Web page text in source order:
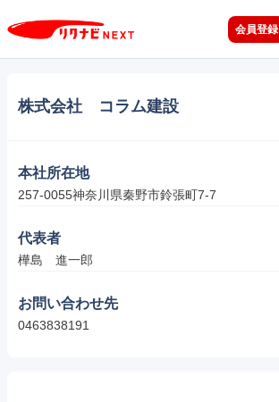
会員登録
株式会社 コラム建設
本社所在地
257-0055神奈川県秦野市鈴張町7-7
代表者
樺島　進一郎
お問い合わせ先
0463838191